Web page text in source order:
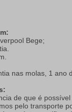
Bege;
nas molas, 1 ano
de que é
pelo transporte